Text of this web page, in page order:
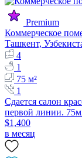
Premium
Коммерческое
Ташкент,
4
1
75 м²
1
Сдается салон
первой линии.
$1,400
в месяц